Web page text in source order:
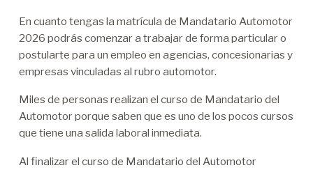
En cuanto tengas la matrícula de Mandatario Automotor
2026 podrás comenzar a trabajar de forma particular o
postularte para un empleo en agencias, concesionarias y
empresas vinculadas al rubro automotor.
Miles de personas realizan el curso de Mandatario del
Automotor porque saben que es uno de los pocos cursos
que tiene una salida laboral inmediata.
Al finalizar el curso de Mandatario del Automotor